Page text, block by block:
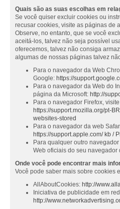
Quais são as suas escolhas em
Se você quiser excluir cookies ou
recusar cookies, visite as páginas de
Observe, no entanto, que se você
aceitá-los, talvez não seja possível
oferecemos, talvez não consiga
algumas de nossas páginas talvez
Para o navegador da Web
Google: https://
Para o navegador da Web do
página da Microsoft: http://
Para o navegador Firefox,
https://support.mozilla.org/pt-
websites-stored
Para o navegador da web
https://support.apple.com/ kb /
Para qualquer outro
Web oficiais do seu navegador
Onde você pode encontrar mais
Você pode saber mais sobre cookies
AllAboutCookies: http://
Iniciativa de publicidade em
http://